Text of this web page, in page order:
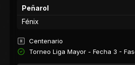
Peñarol
Fénix
Centenario
Torneo Liga Mayor - Fecha 3 -